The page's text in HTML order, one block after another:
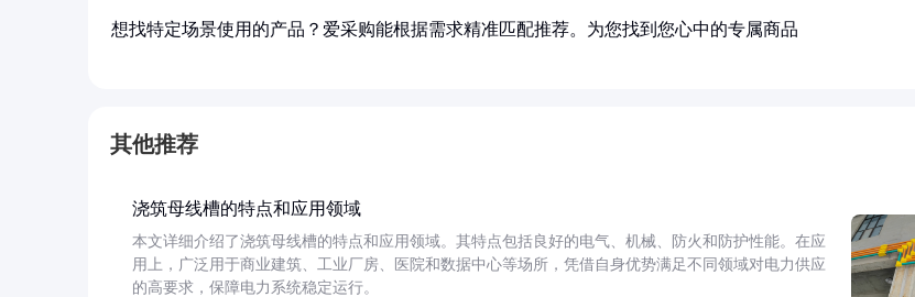
想找特定场景使用的产品？爱采购能根据需求精准匹配推荐。为您找到您心中的专属商品
其他推荐
浇筑母线槽的特点和应用领域
本文详细介绍了浇筑母线槽的特点和应用领域。其特点包括良好的电气、机械、防火和防护性能。在应
用上，广泛用于商业建筑、工业厂房、医院和数据中心等场所，凭借自身优势满足不同领域对电力供应
的高要求，保障电力系统稳定运行。